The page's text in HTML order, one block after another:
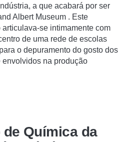
a que acabará por ser
Albert Museum . Este
se intimamente com
de uma rede de escolas
o depuramento do gosto dos
na produção
Química da